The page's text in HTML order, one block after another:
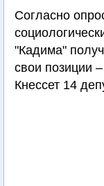
Согласно
"Кадима"
свои позиции
Кнессет 14